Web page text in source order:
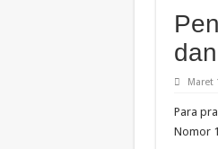
Maret
Para
Nomor